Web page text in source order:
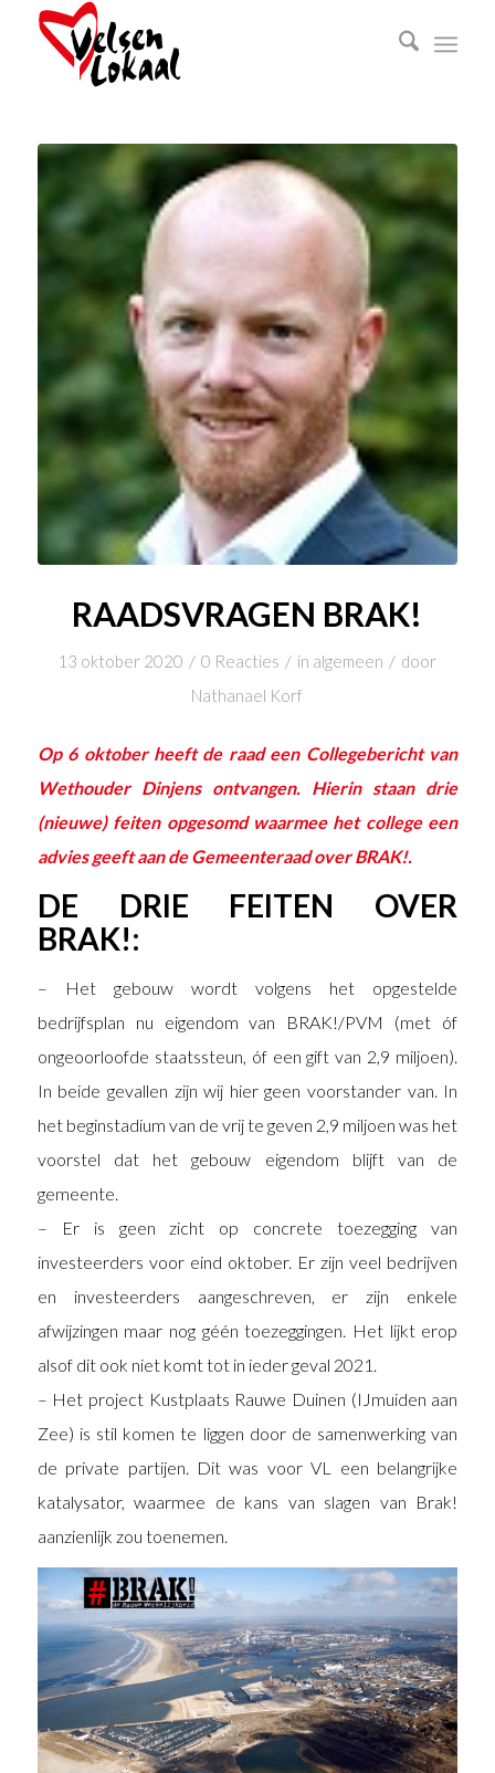
RAADSVRAGEN BRAK!
13 oktober 2020 / 0 Reacties / in algemeen / door
Nathanael Korf
Op 6 oktober heeft de raad een Collegeberichtvan
Wethouder Dinjens ontvangen. Hierin staan drie
(nieuwe) feiten opgesomd waarmee het college een
advies geeft aan de Gemeenteraad over BRAK!.
DE DRIE FEITEN OVER
BRAK!:
– Het gebouw wordt volgens het opgestelde
bedrijfsplan nu eigendom van BRAK!/PVM (met óf
ongeoorloofde staatssteun, óf een gift van 2,9 miljoen).
In beide gevallen zijn wij hier geen voorstander van. In
het beginstadium van de vrij te geven 2,9 miljoen was het
voorstel dat het gebouw eigendom blijft van de
gemeente.
– Er is geen zicht op concrete toezegging van
investeerders voor eind oktober. Er zijn veel bedrijven
en investeerders aangeschreven, er zijn enkele
afwijzingen maar nog géén toezeggingen. Het lijkt erop
alsof dit ook niet komt tot in ieder geval 2021.
– Het project Kustplaats Rauwe Duinen (IJmuiden aan
Zee) is stil komen te liggen door de samenwerking van
de private partijen. Dit was voor VL een belangrijke
katalysator, waarmee de kans van slagen van Brak!
aanzienlijk zou toenemen.